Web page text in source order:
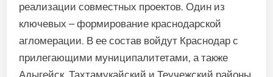
реализации совместных проектов. Один из
ключевых – формирование краснодарской
агломерации. В ее состав войдут Краснодар с
прилегающими муниципалитетами, а также
Адыгейск, Тахтамукайский и Теучежский районы